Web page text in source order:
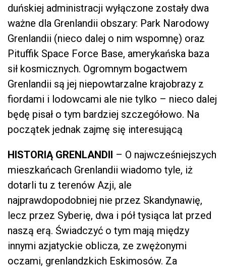
duńskiej administracji wyłączone zostały dwa
ważne dla Grenlandii obszary: Park Narodowy
Grenlandii (nieco dalej o nim wspomnę) oraz
Pituffik Space Force Base, amerykańska baza
sił kosmicznych. Ogromnym bogactwem
Grenlandii są jej niepowtarzalne krajobrazy z
fiordami i lodowcami ale nie tylko – nieco dalej
będę pisał o tym bardziej szczegółowo. Na
początek jednak zajmę się interesującą
HISTORIĄ GRENLANDII – O najwcześniejszych
mieszkańcach Grenlandii wiadomo tyle, iż
dotarli tu z terenów Azji, ale
najprawdopodobniej nie przez Skandynawię,
lecz przez Syberię, dwa i pół tysiąca lat przed
naszą erą. Świadczyć o tym mają między
innymi azjatyckie oblicza, ze zwężonymi
oczami, grenlandzkich Eskimosów. Za